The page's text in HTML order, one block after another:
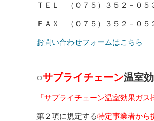
ＴＥＬ （０７５）３５２－０５
ＦＡＸ （０７５）３５２－０５
お問い合わせフォームはこちら
○サプライチェーン温室
「サプライチェーン温室効果ガ
第２項に規定する特定事業者から